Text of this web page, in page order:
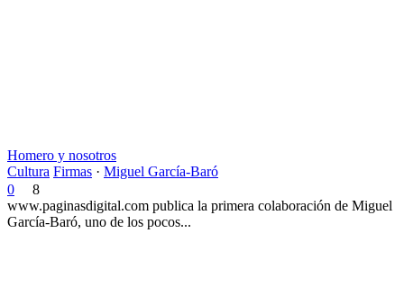
Homero y nosotros
Cultura Firmas · Miguel García-Baró
0
8
www.paginasdigital.com publica la primera colaboración de Miguel
García-Baró, uno de los pocos...